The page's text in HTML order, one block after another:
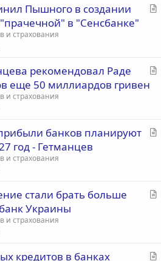
С
я
Пышного в создании
в "Сенсбанке"
и страхования
С
я
рекомендовал Раде
еще 50 миллиардов гривен
и страхования
С
я
банков планируют
год - Гетманцев
и страхования
С
я
стали брать больше
Украины
и страхования
С
кредитов в банках